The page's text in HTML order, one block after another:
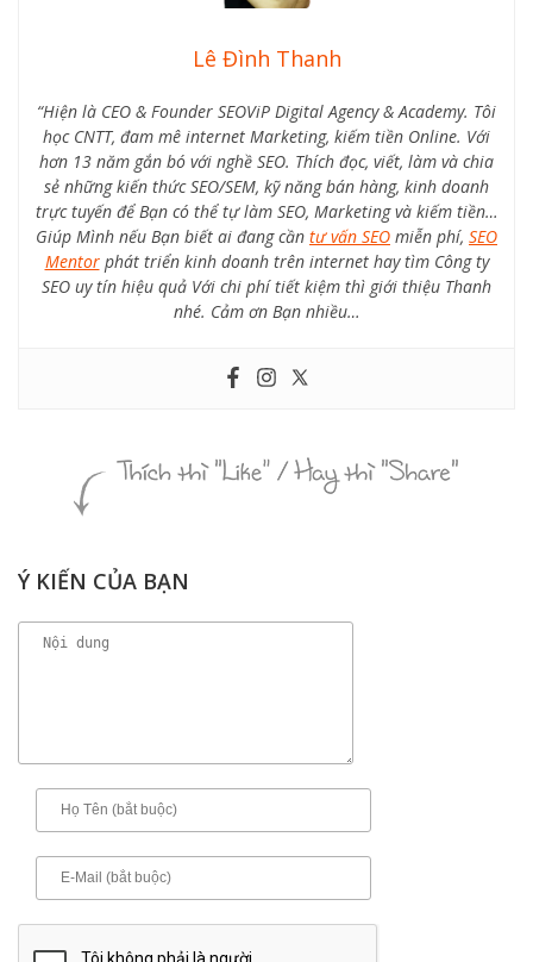
Lê Đình Thanh
“Hiện là CEO & Founder SEOViP Digital Agency & Academy. Tôi
học CNTT, đam mê internet Marketing, kiếm tiền Online. Với
hơn 13 năm gắn bó với nghề SEO. Thích đọc, viết, làm và chia
sẻ những kiến thức SEO/SEM, kỹ năng bán hàng, kinh doanh
trực tuyến để Bạn có thể tự làm SEO, Marketing và kiếm tiền…
Giúp Mình nếu Bạn biết ai đang cần tư vấn SEO miễn phí, SEO
Mentorphát triển kinh doanh trên internet hay tìm Công ty
SEO uy tín hiệu quả Với chi phí tiết kiệm thì giới thiệu Thanh
nhé. Cảm ơn Bạn nhiều…
Ý KIẾN CỦA BẠN